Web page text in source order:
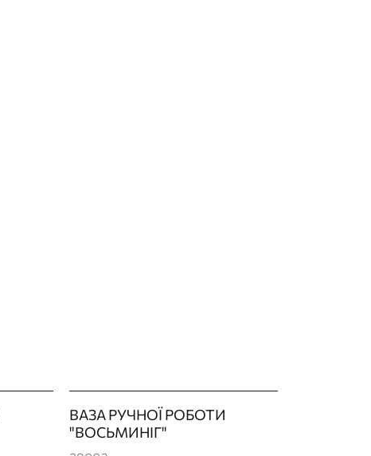
ВАЗА РУЧНОЇ РОБОТИ
"ВОСЬМИНІГ"